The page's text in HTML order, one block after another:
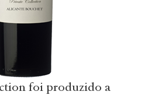
foi produzido a